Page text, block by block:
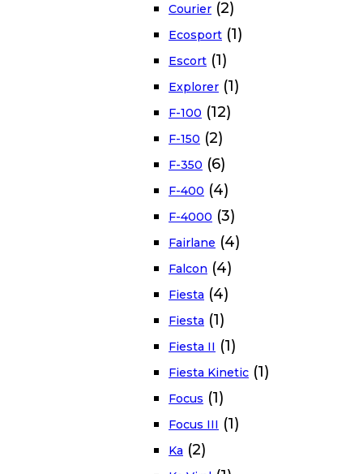
Courier (2)
Ecosport (1)
Escort (1)
Explorer (1)
F-100 (12)
F-150 (2)
F-350 (6)
F-400 (4)
F-4000 (3)
Fairlane (4)
Falcon (4)
Fiesta (4)
Fiesta (1)
Fiesta II (1)
Fiesta Kinetic (1)
Focus (1)
Focus III (1)
Ka (2)